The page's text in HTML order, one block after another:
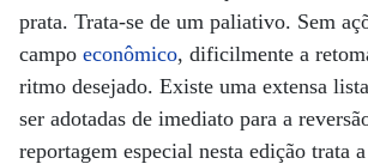
prata. Trata-se de um paliativo. Sem
campo econômico, dificilmente a
ritmo desejado. Existe uma extensa
ser adotadas de imediato para a
reportagem especial nesta edição trata